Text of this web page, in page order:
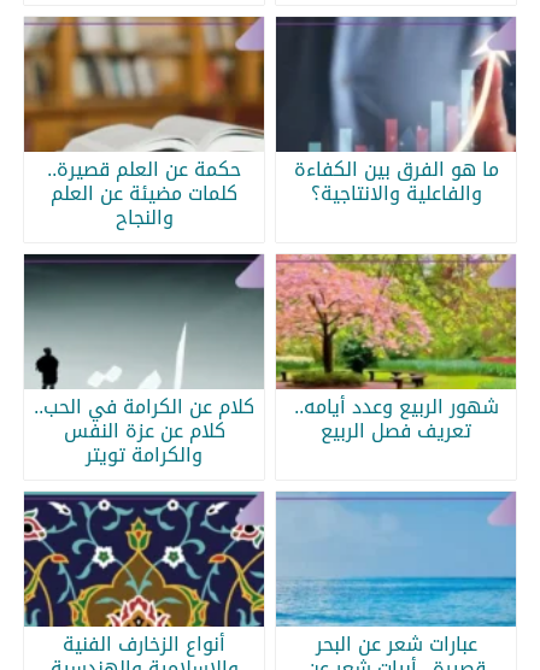
ما هو الفرق بين الكفاءة
والفاعلية والانتاجية؟
حكمة عن العلم قصيرة..
كلمات مضيئة عن العلم
والنجاح
شهور الربيع وعدد أيامه..
تعريف فصل الربيع
كلام عن الكرامة في الحب..
كلام عن عزة النفس
والكرامة تويتر
عبارات شعر عن البحر أنواع الزخارف الفنية